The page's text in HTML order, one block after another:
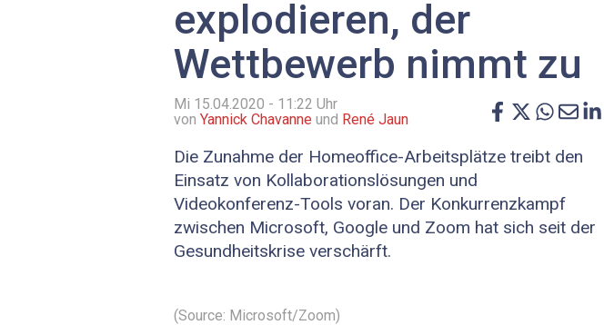
explodieren, der
Wettbewerb nimmt zu
Mi 15.04.2020 - 11:22 Uhr
von Yannick Chavanne und René Jaun
Die Zunahme der Homeoffice-Arbeitsplätze treibt den
Einsatz von Kollaborationslösungen und
Videokonferenz-Tools voran. Der Konkurrenzkampf
zwischen Microsoft, Google und Zoom hat sich seit der
Gesundheitskrise verschärft.
(Source: Microsoft/Zoom)